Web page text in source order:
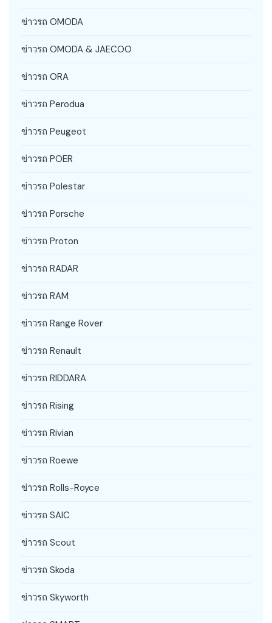
ข่าวรถ OMODA
ข่าวรถ OMODA & JAECOO
ข่าวรถ ORA
ข่าวรถ Perodua
ข่าวรถ Peugeot
ข่าวรถ POER
ข่าวรถ Polestar
ข่าวรถ Porsche
ข่าวรถ Proton
ข่าวรถ RADAR
ข่าวรถ RAM
ข่าวรถ Range Rover
ข่าวรถ Renault
ข่าวรถ RIDDARA
ข่าวรถ Rising
ข่าวรถ Rivian
ข่าวรถ Roewe
ข่าวรถ Rolls-Royce
ข่าวรถ SAIC
ข่าวรถ Scout
ข่าวรถ Skoda
ข่าวรถ Skyworth